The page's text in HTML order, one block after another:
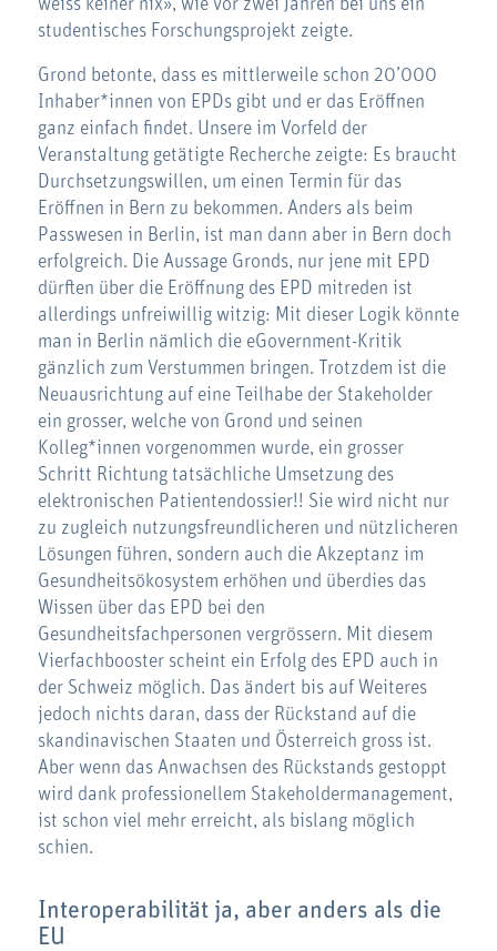
weiss keiner nix», wie vor zwei Jahren bei uns ein
studentisches Forschungsprojekt zeigte.
Grond betonte, dass es mittlerweile schon 20’000
Inhaber*innen von EPDs gibt und er das Eröffnen
ganz einfach findet. Unsere im Vorfeld der
Veranstaltung getätigte Recherche zeigte: Es braucht
Durchsetzungswillen, um einen Termin für das
Eröffnen in Bern zu bekommen. Anders als beim
Passwesen in Berlin, ist man dann aber in Bern doch
erfolgreich. Die Aussage Gronds, nur jene mit EPD
dürften über die Eröffnung des EPD mitreden ist
allerdings unfreiwillig witzig: Mit dieser Logik könnte
man in Berlin nämlich die eGovernment-Kritik
gänzlich zum Verstummen bringen. Trotzdem ist die
Neuausrichtung auf eine Teilhabe der Stakeholder
ein grosser, welche von Grond und seinen
Kolleg*innen vorgenommen wurde, ein grosser
Schritt Richtung tatsächliche Umsetzung des
elektronischen Patientendossier!! Sie wird nicht nur
zu zugleich nutzungsfreundlicheren und nützlicheren
Lösungen führen, sondern auch die Akzeptanz im
Gesundheitsökosystem erhöhen und überdies das
Wissen über das EPD bei den
Gesundheitsfachpersonen vergrössern. Mit diesem
Vierfachbooster scheint ein Erfolg des EPD auch in
der Schweiz möglich. Das ändert bis auf Weiteres
jedoch nichts daran, dass der Rückstand auf die
skandinavischen Staaten und Österreich gross ist.
Aber wenn das Anwachsen des Rückstands gestoppt
wird dank professionellem Stakeholdermanagement,
ist schon viel mehr erreicht, als bislang möglich
schien.
Interoperabilität ja, aber anders als die
EU